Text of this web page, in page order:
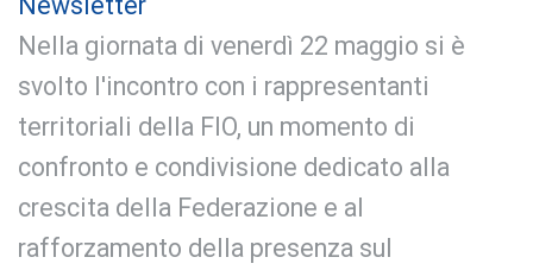
Nella giornata di venerdì 22 maggio si è
svolto l'incontro con i rappresentanti
territoriali della FIO, un momento di
confronto e condivisione dedicato alla
crescita della Federazione e al
rafforzamento della presenza sul